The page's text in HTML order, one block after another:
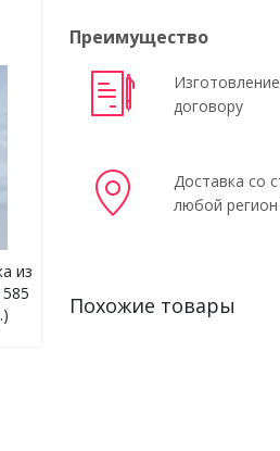
Преимущество
договору
Доставка со
любой
Похожие товары
из